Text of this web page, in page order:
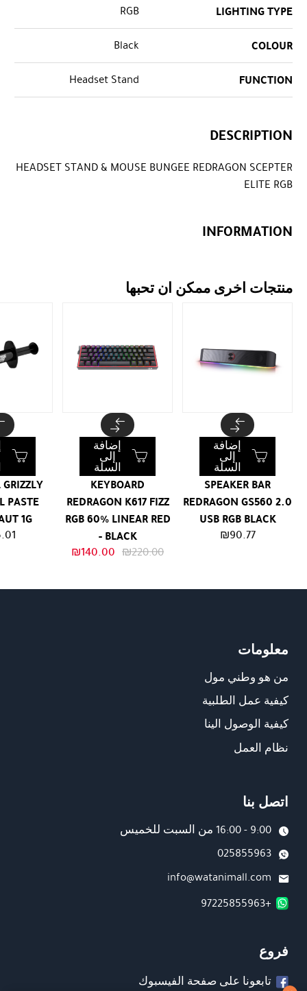
LIGHTING TYPE
RGB
COLOUR
Black
FUNCTION
Headset Stand
DESCRIPTION
HEADSET STAND & MOUSE BUNGEE REDRAGON SCEPTER
ELITE RGB
INFORMATION
منتجات اخرى ممكن ان تحبها
SPEAKER BAR
REDRAGON GS560 2.0
USB RGB BLACK
₪90.77
إضافة
إلى
السلة
KEYBOARD
REDRAGON K617 FIZZ
RGB 60% LINEAR RED
- BLACK
₪220.00
السعر ₪140.00
إضافة
إلى
السلة
PASTE
1G
معلومات
من هو وطني مول
كيفية عمل الطلبية
كيفية الوصول الينا
نظام العمل
اتصل بنا
9:00 - 16:00 من السبت للخميس
025855963
info@watanimall.com
+97225855963
فروع
تابعونا على صفحة الفيسبوك